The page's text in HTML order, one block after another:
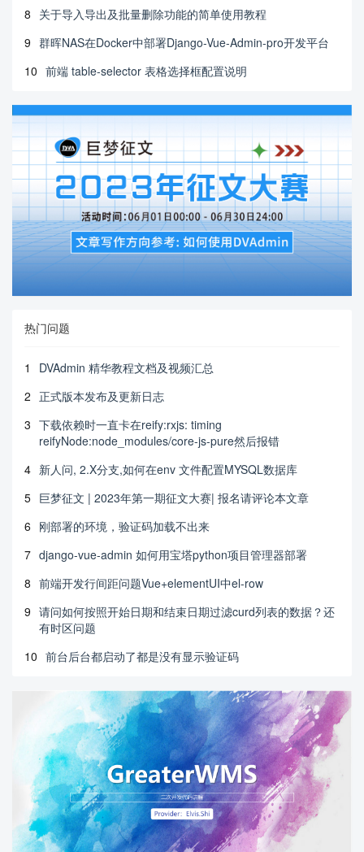
8 关于导入导出及批量删除功能的简单使用教程
9 群晖NAS在Docker中部署Django-Vue-Admin-pro开发平台
10 前端 table-selector 表格选择框配置说明
热门问题
1
DVAdmin 精华教程文档及视频汇总
2 正式版本发布及更新日志
3 下载依赖时一直卡在reify:rxjs: timing
reifyNode:node_modules/core-js-pure然后报错
4 新人问, 2.X分支,如何在env 文件配置MYSQL数据库
5 巨梦征文 | 2023年第一期征文大赛| 报名请评论本文章
6 刚部署的环境，验证码加载不出来
7 django-vue-admin 如何用宝塔python项目管理器部署
8 前端开发行间距问题Vue+elementUI中el-row
9 请问如何按照开始日期和结束日期过滤curd列表的数据？还
有时区问题
10 前台后台都启动了都是没有显示验证码